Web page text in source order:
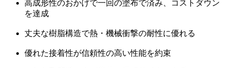
高成形性のおかげで一回の塗布で済み、コストダウン
を達成
丈夫な樹脂構造で熱・機械衝撃の耐性に優れる
優れた接着性が信頼性の高い性能を約束